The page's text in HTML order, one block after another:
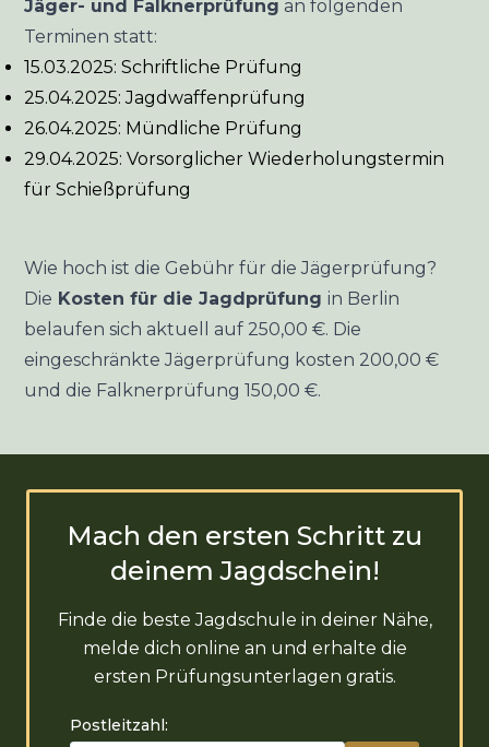
Jäger- und Falknerprüfung an folgenden
Terminen statt:
15.03.2025: Schriftliche Prüfung
25.04.2025: Jagdwaffenprüfung
26.04.2025: Mündliche Prüfung
29.04.2025: Vorsorglicher Wiederholungstermin
für Schießprüfung
Wie hoch ist die Gebühr für die Jägerprüfung?
Die Kosten für die Jagdprüfung in Berlin
belaufen sich aktuell auf 250,00 €. Die
eingeschränkte Jägerprüfung kosten 200,00 €
und die Falknerprüfung 150,00 €.
Mach den ersten Schritt zu
deinem Jagdschein!
Finde die beste Jagdschule in deiner Nähe,
melde dich online an und erhalte die
ersten Prüfungsunterlagen gratis.
Postleitzahl: